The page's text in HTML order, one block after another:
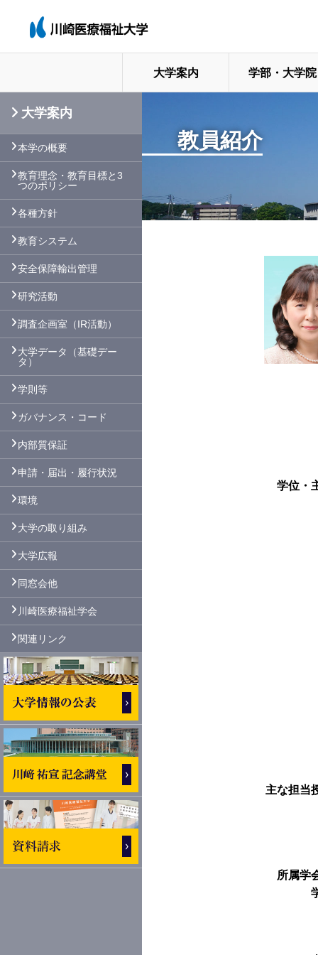
大学案内 学部・大学院
教員紹介
学位・
主な担当
所属学
大学案内
本学の概要
教育理念・教育目標と3
つのポリシー
各種方針
教育システム
安全保障輸出管理
研究活動
調査企画室（IR活動）
大学データ（基礎デー
タ）
学則等
ガバナンス・コード
内部質保証
申請・届出・履行状況
環境
大学の取り組み
大学広報
同窓会他
川崎医療福祉学会
関連リンク